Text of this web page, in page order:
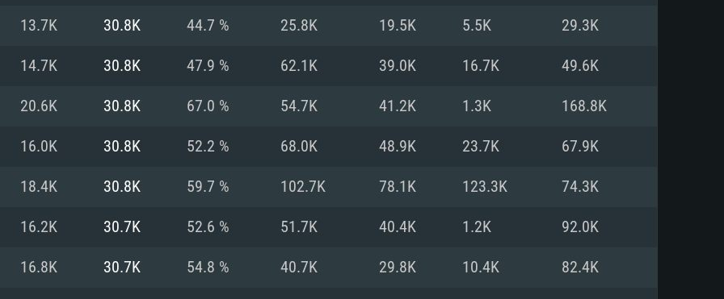
Resolução
superior
Memória: 16 GB ou mais
Placa Gráfica: Placa com DirectX 11 ou superior;
Nvidia GeForce 1060 ou superior, Radeon RX 570
(Intel Xeon
Metal.
Processador: Core i7 (Intel Xeon não suportado)
Memória: 8 GB
Placa Gráfica: Radeon Vega II ou superior com
suporte Metal.
Network: Internet de banda larga.
Disco: 60,2 GB
drivers mais
/ equivalentes
mínima
recentes (não mais de 6 meses) / equivalentes
AMD (Radeon RX 570) com os drivers mais
Vulkan.
Network: Internet de banda larga.
Disco: 60,2 GB
13.7K 30.8K 44.7 % 25.8K 19.5K 5.5K 29.3K
14.7K 30.8K 47.9 % 62.1K 39.0K 16.7K 49.6K
20.6K 30.8K 67.0 % 54.7K 41.2K 1.3K 168.8K
16.0K 30.8K 52.2 % 68.0K 48.9K 23.7K 67.9K
18.4K 30.8K 59.7 % 102.7K 78.1K 123.3K 74.3K
16.2K 30.7K 52.6 % 51.7K 40.4K 1.2K 92.0K
16.8K 30.7K 54.8 % 40.7K 29.8K 10.4K 82.4K